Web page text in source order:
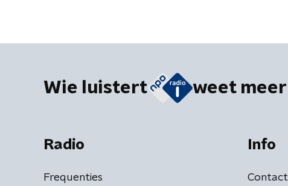
Wie luistert weet meer
Radio
Frequenties
Info
Contact